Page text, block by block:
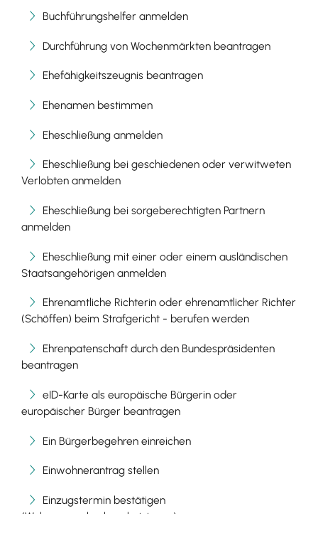
Buchführungshelfer anmelden
Durchführung von Wochenmärkten beantragen
Ehefähigkeitszeugnis beantragen
Ehenamen bestimmen
Eheschließung anmelden
Eheschließung bei geschiedenen oder verwitweten
Verlobten anmelden
Eheschließung bei sorgeberechtigten Partnern
anmelden
Eheschließung mit einer oder einem ausländischen
Staatsangehörigen anmelden
Ehrenamtliche Richterin oder ehrenamtlicher Richter
(Schöffen) beim Strafgericht - berufen werden
Ehrenpatenschaft durch den Bundespräsidenten
beantragen
eID-Karte als europäische Bürgerin oder
europäischer Bürger beantragen
Ein Bürgerbegehren einreichen
Einwohnerantrag stellen
Einzugstermin bestätigen
(Wohnungsgeberbescheinigung)